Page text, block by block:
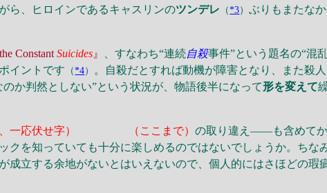
ら、ヒロインであるキャスリンのツンデレ （*3）ぶりもまたな
ConstantSuicides 』 、すなわち“連続自殺事件”という題名の“混
イントです （*4）
。自殺だとすれば動機が障害となり、また殺
か判然としない”という状況が、物語後半になって形を変えて
一応伏せ字） （ここまで）の取り違え――も含めてか
クを知っていても十分に楽しめるのではないでしょうか。ちな
立する余地がないとはいえないので、個人的にはさほどの瑕